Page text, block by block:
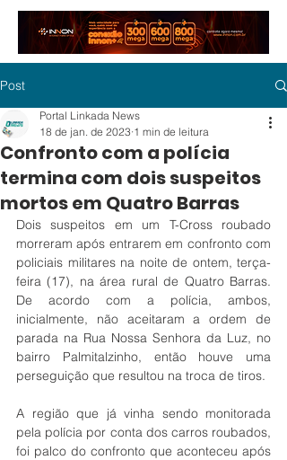
Post
Confronto com a polícia
termina com dois suspeitos
mortos em Quatro Barras
Portal Linkada News
18 de jan. de 2023 1 min de leitura
Dois suspeitos em um T-Cross roubado
morreram após entrarem em confronto com
policiais militares na noite de ontem, terça-
feira (17), na área rural de Quatro Barras.
De acordo com a polícia, ambos,
inicialmente, não aceitaram a ordem de
parada na Rua Nossa Senhora da Luz, no
bairro Palmitalzinho, então houve uma
perseguição que resultou na troca de tiros.
A região que já vinha sendo monitorada
pela polícia por conta dos carros roubados,
foi palco do confronto que aconteceu após